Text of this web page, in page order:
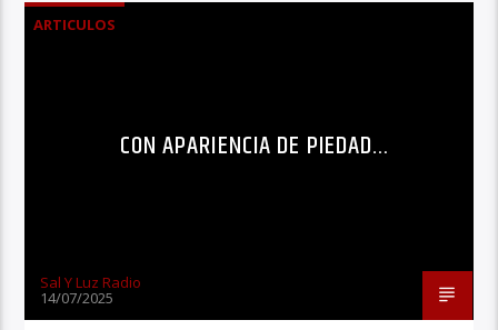
ARTICULOS
CON APARIENCIA DE PIEDAD…
Sal Y Luz Radio
14/07/2025